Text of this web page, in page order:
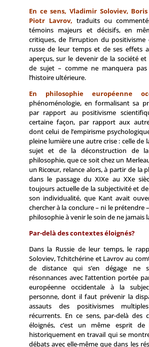
En ce sens, Vladimir Soloviev,
Piotr Lavrov, traduits ou
témoins majeurs et décisifs, en
critiques, de l’irruption du
russe de leur temps et de ses effets
aperçus, sur le devenir de la société et
de sujet – comme ne manquera
l’histoire ultérieure.
En philosophie européenne
phénoménologie, en formalisant sa
par rapport au positivisme
certaine façon, par rapport aux
dont celui de l’empirisme
pleine lumière une autre crise : celle de
sujet et de la déconstruction de
philosophie, que ce soit chez un
un Ricœur, relance alors, à partir de la
dans le passage du XIXe au XXe
toujours actuelle de la subjectivité et
son individualité, que Kant avait
chercher à la conclure – ni le prétendre
philosophie à venir le soin de ne jamais
Par-delà des contextes éloignés?
Dans la Russie de leur temps, le
Soloviev, Tchitchérine et Lavrov au
de distance qui s’en dégage ne
résonnances avec l’attention portée
européenne occidentale à la
personne, dont il faut prévenir la
assauts des positivismes
récurrents. En ce sens, par-delà des
éloignés, c’est un même esprit de
historiquement en travail qui se
débats avec elle-même que dans les